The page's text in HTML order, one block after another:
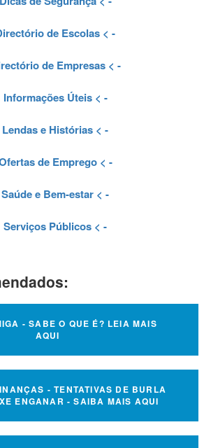
de Escolas < -
de Empresas< -
Informações Úteis< -
Lendas e Histórias < -
de Emprego< -
Saúde e Bem-estar < -
Serviços Públicos < -
- SABE O QUE É? LEIA MAIS
AQUI
- TENTATIVAS DE BURLA
ENGANAR - SAIBA MAIS AQUI